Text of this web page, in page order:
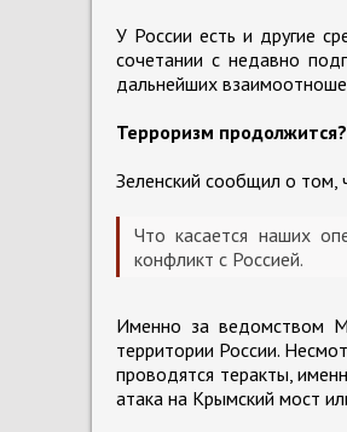
У России есть и другие
сочетании с недавно
дальнейших
Терроризм продолжится?
Зеленский сообщил о том,
Что касается наших
конфликт с Россией.
Именно за ведомством
территории России.
проводятся теракты,
атака на Крымский мост